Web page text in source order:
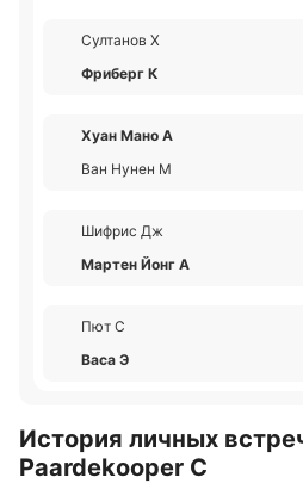
Султанов Х
Фриберг К
Хуан Мано А
Ван Нунен М
Шифрис Дж
Мартен Йонг А
Пют С
Васа Э
История личных
Paardekooper С